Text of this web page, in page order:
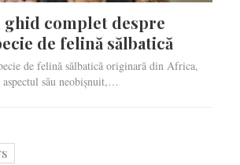
ghid complet despre
de felină sălbatică
de felină sălbatică originară din Africa,
aspectul său neobișnuit,…